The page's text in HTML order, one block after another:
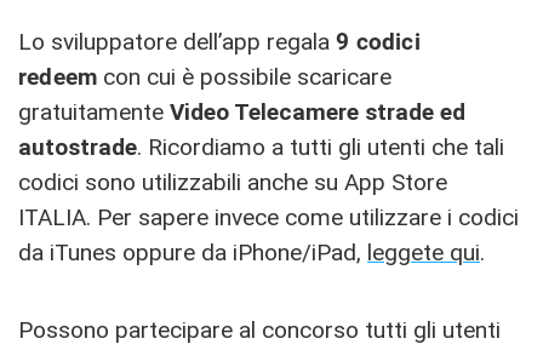
Lo sviluppatore dell’app regala 9 codici
redeem con cui è possibile scaricare
gratuitamente Video Telecamere strade ed
autostrade. Ricordiamo a tutti gli utenti che tali
codici sono utilizzabili anche su App Store
ITALIA. Per sapere invece come utilizzare i codici
da iTunes oppure da iPhone/iPad, leggete qui.
Possono partecipare al concorso tutti gli utenti